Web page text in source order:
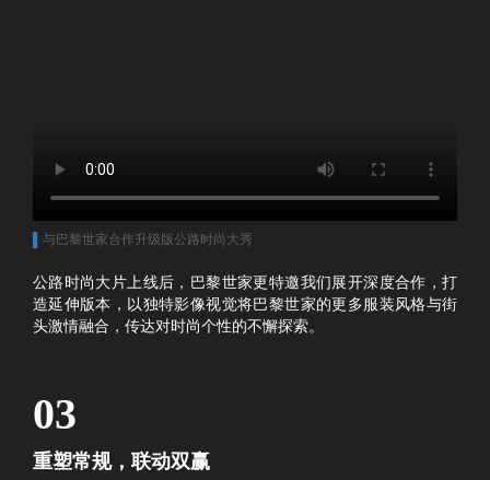
与巴黎世家合作升级版公路时尚大秀
公路时尚大片上线后，巴黎世家更特邀我们展开深度合作，打
造延伸版本，以独特影像视觉将巴黎世家的更多服装风格与街
头激情融合，传达对时尚个性的不懈探索。
03
重塑常规，联动双赢